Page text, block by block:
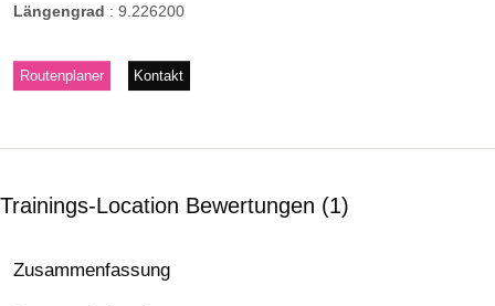
Längengrad : 9.226200
Routenplaner Kontakt
Trainings-Location Bewertungen 1
Zusammenfassung